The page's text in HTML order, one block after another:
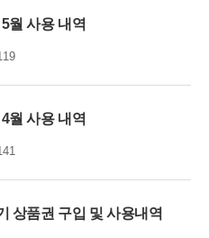
월 사용 내역
월 사용 내역
상품권 구입 및 사용내역